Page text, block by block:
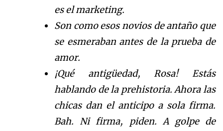
es el marketing.
Son como esos novios de antaño que
se esmeraban antes de la prueba de
amor.
¡Qué antigüedad, Rosa! Estás
hablando de la prehistoria. Ahora las
chicas dan el anticipo a sola firma.
Bah. Ni firma, piden. A golpe de